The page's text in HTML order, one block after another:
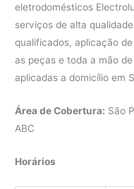
eletrodomésticos
serviços de alta
qualificados, aplicação
as peças e toda a mão
aplicadas a domicílio em
Área de Cobertura: São
ABC
Horários